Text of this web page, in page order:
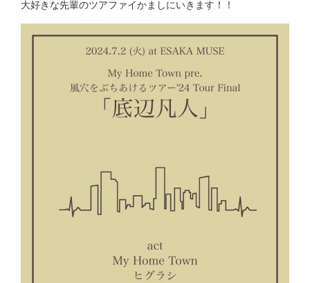
大好きな先輩のツアファイかましにいきます！！